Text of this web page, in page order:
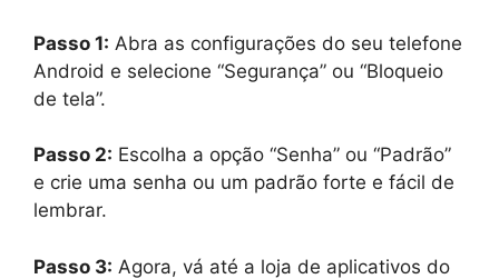
Passo 1: Abra as configurações do seu telefone
Android e selecione “Segurança” ou “Bloqueio
de tela”.
Passo 2: Escolha a opção “Senha” ou “Padrão”
e crie uma senha ou um padrão forte e fácil de
lembrar.
Passo 3: Agora, vá até a loja de aplicativos do